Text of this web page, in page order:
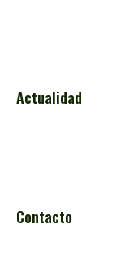
Actualidad
Contacto